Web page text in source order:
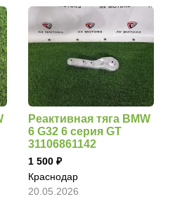
Реактивная тяга BMW
6 G32 6 серия GT
31106861142
1 500
Краснодар
20.05.2026